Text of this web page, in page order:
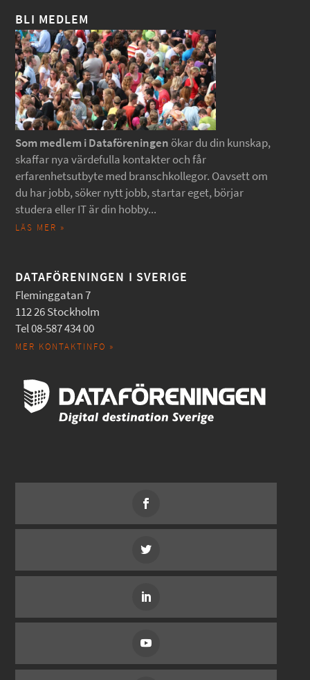
BLI MEDLEM
Som medlem i Dataföreningen ökar du din kunskap,
skaffar nya värdefulla kontakter och får
erfarenhetsutbyte med branschkollegor. Oavsett om
du har jobb, söker nytt jobb, startar eget, börjar
studera eller IT är din hobby...
LÄS MER »
DATAFÖRENINGEN I SVERIGE
Fleminggatan 7
112 26 Stockholm
Tel 08-587 434 00
MER KONTAKTINFO »